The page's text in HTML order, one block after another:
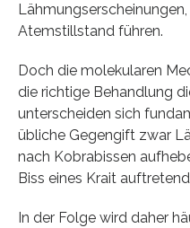
Atemstillstand führen.
Doch die molekularen
die richtige Behandlung
unterscheiden sich
übliche Gegengift zwar
nach Kobrabissen
Biss eines Krait
In der Folge wird daher